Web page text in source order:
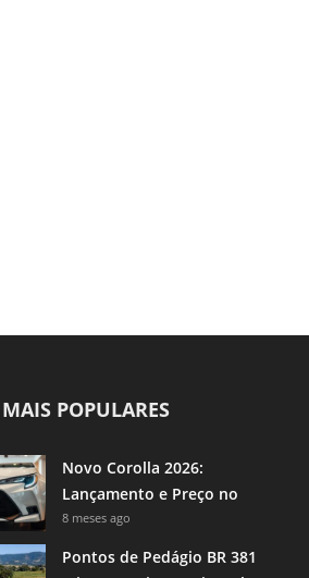
MAIS POPULARES
Novo Corolla 2026:
Lançamento e Preço no
Brasil
8 meses ago
Pontos de Pedágio BR 381